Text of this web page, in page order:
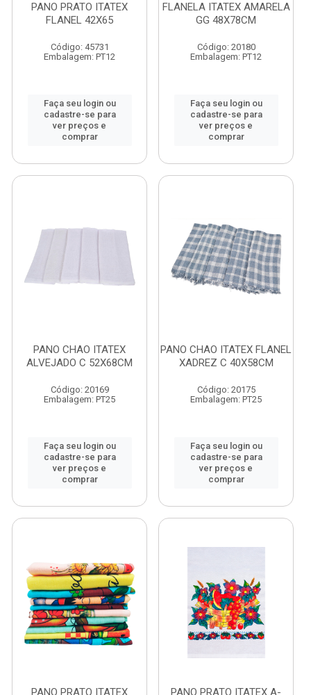
PANO PRATO ITATEX
FLANEL 42X65
Código: 45731
Embalagem: PT12
Faça seu login ou
cadastre-se para
ver preços e
comprar
FLANELA ITATEX AMARELA
GG 48X78CM
Código: 20180
Embalagem: PT12
Faça seu login ou
cadastre-se para
ver preços e
comprar
PANO CHAO ITATEX
ALVEJADO C 52X68CM
Código: 20169
Embalagem: PT25
Faça seu login ou
cadastre-se para
ver preços e
comprar
PANO CHAO ITATEX FLANEL
XADREZ C 40X58CM
Código: 20175
Embalagem: PT25
Faça seu login ou
cadastre-se para
ver preços e
comprar
PANO PRATO ITATEX PANO PRATO ITATEX A-